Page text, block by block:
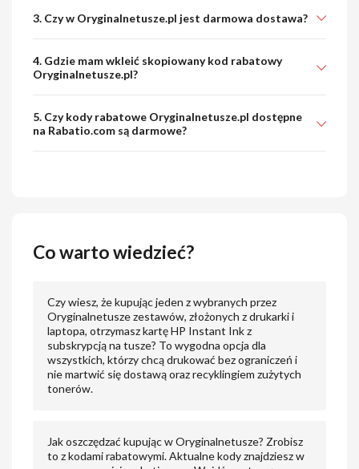
3. Czy w Oryginalnetusze.pl jest darmowa dostawa?
4. Gdzie mam wkleić skopiowany kod rabatowy
Oryginalnetusze.pl?
5. Czy kody rabatowe Oryginalnetusze.pl dostępne
na Rabatio.com są darmowe?
Co warto wiedzieć?
Czy wiesz, że kupując jeden z wybranych przez
Oryginalnetusze zestawów, złożonych z drukarki i
laptopa, otrzymasz kartę HP Instant Ink z
subskrypcją na tusze? To wygodna opcja dla
wszystkich, którzy chcą drukować bez ograniczeń i
nie martwić się dostawą oraz recyklingiem zużytych
tonerów.
Jak oszczędzać kupując w Oryginalnetusze? Zrobisz
to z kodami rabatowymi. Aktualne kody znajdziesz w